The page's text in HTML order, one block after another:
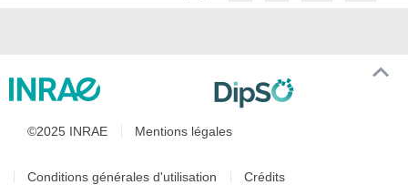
©2025 INRAE Mentions légales
Conditions générales d'utilisation Crédits